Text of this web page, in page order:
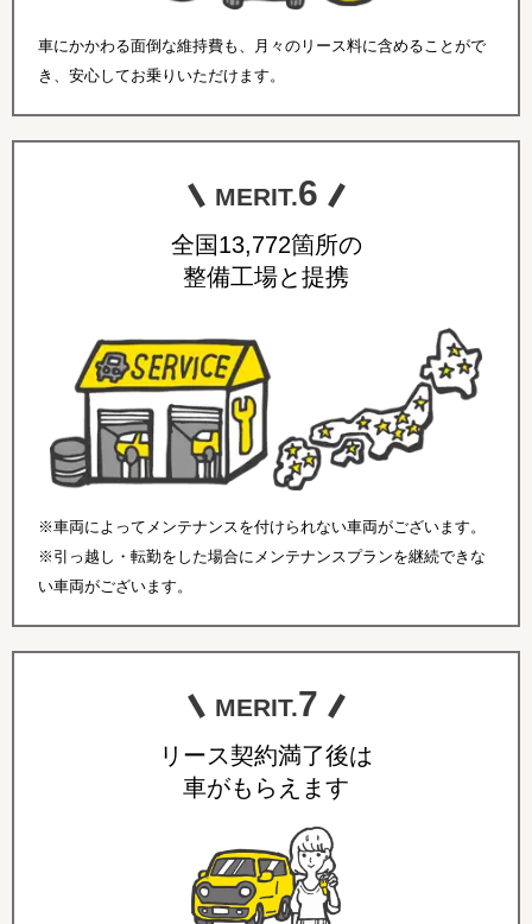
車にかかわる面倒な維持費も、月々のリース料に含めることがで
き、安心してお乗りいただけます。
MERIT.6
全国13,772箇所の
整備工場と提携
※車両によってメンテナンスを付けられない車両がございます。
※引っ越し・転勤をした場合にメンテナンスプランを継続できな
い車両がございます。
MERIT.7
リース契約満了後は
車がもらえます